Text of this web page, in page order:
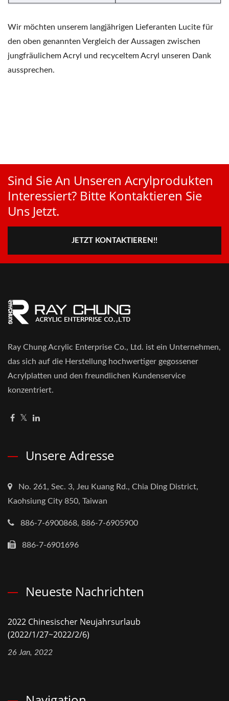
Wir möchten unserem langjährigen Lieferanten Lucite für
den oben genannten Vergleich der Aussagen zwischen
jungfräulichem Acryl und recyceltem Acryl unseren Dank
aussprechen.
Sind Sie An Unseren Acrylprodukten
Interessiert? Bitte Kontaktieren Sie
Uns Jetzt.
JETZT KONTAKTIEREN!!
Ray Chung Acrylic Enterprise Co., Ltd. ist ein Unternehmen,
das sich auf die Herstellung hochwertiger gegossener
Acrylplatten und den freundlichen Kundenservice
konzentriert.
Unsere Adresse
No. 261, Sec. 3, Jeu Kuang Rd., Chia Ding District,
Kaohsiung City 850, Taiwan
886-7-6900868, 886-7-6905900
886-7-6901696
Neueste Nachrichten
2022 Chinesischer Neujahrsurlaub
(2022/1/27~2022/2/6)
26 Jan, 2022